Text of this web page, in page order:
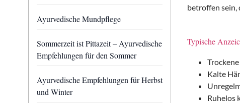
Ayurvedische Mundpflege
Sommerzeit ist Pittazeit – Ayurvedische
Empfehlungen für den Sommer
Ayurvedische Empfehlungen für Herbst
und Winter
betroffen
Typische
Kalte
Ruhelos